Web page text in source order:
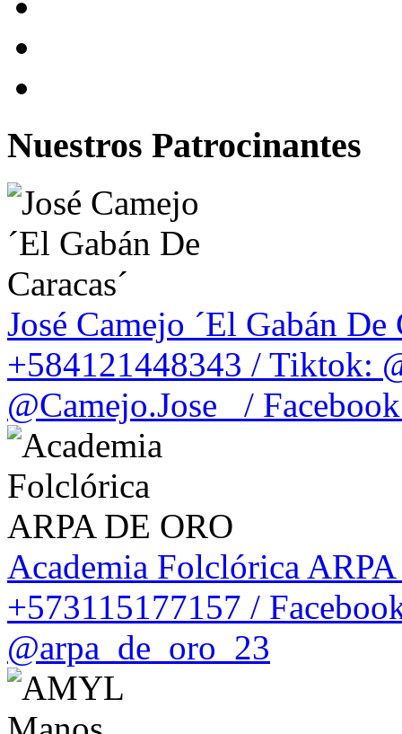
Nuestros Patrocinantes
José Camejo ´El Gabán De
+584121448343 / Tiktok:
@Camejo.Jose_ /
Academia Folclórica
+573115177157 /
@arpa_de_oro_23